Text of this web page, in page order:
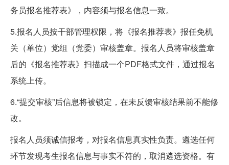
务员报名推荐表》，内容须与报名信息一致。
5.报名人员按干部管理权限，将《报名推荐表》报任免机
关（单位）党组（党委）审核盖章。报名人员将审核盖章
后的《报名推荐表》扫描成一个PDF格式文件，通过报名
系统上传。
6.“提交审核”后信息将被锁定，在未反馈审核结果前不能修
改。
报名人员须诚信报考，对报名信息真实性负责。遴选任何
环节发现考生报名信息与事实不符的，取消遴选资格。有